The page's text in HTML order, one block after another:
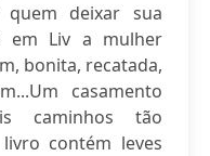
deixar sua
em Liv a mulher
bonita, recatada,
casamento
caminhos tão
contém leves